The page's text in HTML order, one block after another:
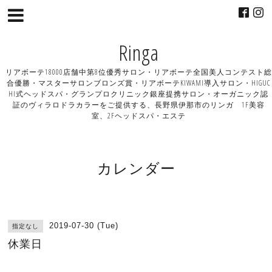
Ringa
リアボーテ18000店舗中第8位優秀サロン・リアボーテ全国美人コンテスト総
合優勝・マスターサロンブロンズ賞・リアボーテKIWAMI導入サロン・HIGUC
HI式ヘッドスパ・グランプロクリニック銀座提携サロン・オーガニック認
証のヴィラロドラカラーをご提供する、長野県伊那市のリンガ 1F美容
室、2Fヘッドスパ・エステ
カレンダー
指定なし 2019-07-30 (Tue)
休業日